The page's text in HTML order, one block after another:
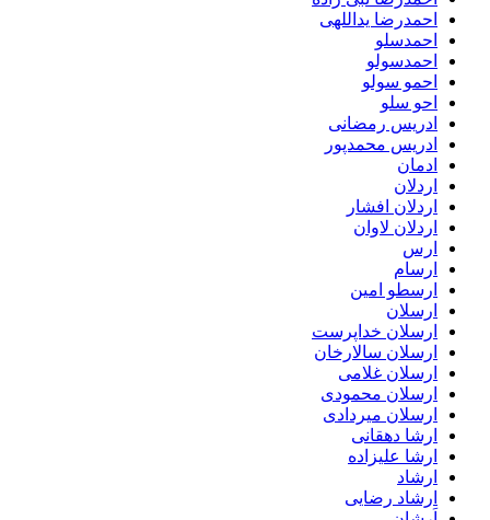
احمدرضا یداللهی
احمدسلو
احمدسولو
احمو سولو
احو سلو
ادریس رمضانی
ادریس محمدپور
ادمان
اردلان
اردلان افشار
اردلان لاوان
ارس
ارسام
ارسطو امین
ارسلان
ارسلان خداپرست
ارسلان سالارخان
ارسلان غلامی
ارسلان محمودی
ارسلان میردادی
ارشا دهقانی
ارشا علیزاده
ارشاد
ارشاد رضایی